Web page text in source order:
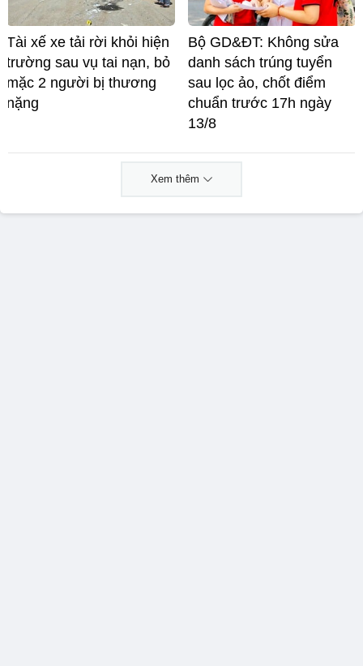
Tài xế xe tải rời khỏi hiện
trường sau vụ tai nạn, bỏ
mặc 2 người bị thương
nặng
Bộ GD&ĐT: Không sửa
danh sách trúng tuyển
sau lọc ảo, chốt điểm
chuẩn trước 17h ngày
13/8
Xem thêm